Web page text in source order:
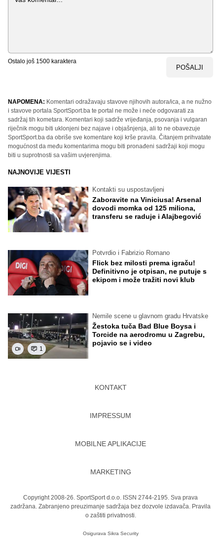
Ostalo još 1500 karaktera
POŠALJI
NAPOMENA: Komentari odražavaju stavove njihovih autora/ica, a ne nužno
i stavove portala SportSport.ba te portal ne može i neće odgovarati za
sadržaj tih kometara. Komentari koji sadrže vrijeđanja, psovanja i vulgaran
riječnik mogu biti uklonjeni bez najave i objašnjenja, ali to ne obavezuje
SportSport.ba da obriše sve komentare koji krše pravila. Čitanjem prihvatate
mogućnost da među komentarima mogu biti pronađeni sadržaji koji mogu
biti u suprotnosti sa vašim uvjerenjima.
NAJNOVIJE VIJESTI
Kontakti su uspostavljeni
Zaboravite na Viniciusa! Arsenal
dovodi momka od 125 miliona,
transferu se raduje i Alajbegović
Potvrdio i Fabrizio Romano
Flick bez milosti prema igraču!
Definitivno je otpisan, ne putuje s
ekipom i može tražiti novi klub
1
Nemile scene u glavnom gradu Hrvatske
Žestoka tuča Bad Blue Boysa i
Torcide na aerodromu u Zagrebu,
pojavio se i video
KONTAKT
IMPRESSUM
MOBILNE APLIKACIJE
MARKETING
Copyright 2008-26. SportSport d.o.o. ISSN 2744-2195. Sva prava
zadržana. Zabranjeno preuzimanje sadržaja bez dozvole izdavača. Pravila
o zaštiti privatnosti.
Osigurava Sikra Security